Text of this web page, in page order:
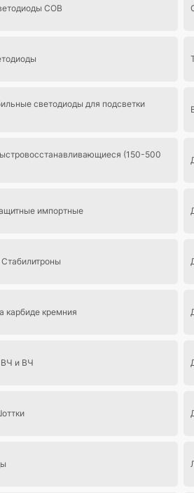
COB
светодиоды для подсветки
(150-500
импортные
карбиде кремния
и ВЧ